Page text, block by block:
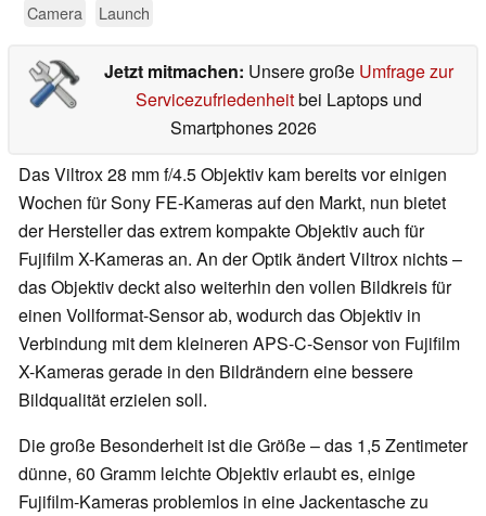
Camera Launch
Jetzt mitmachen: Unsere große Umfrage zur
Servicezufriedenheitbei Laptops und
Smartphones 2026
Das Viltrox 28 mm f/4.5 Objektiv kam bereits vor einigen
Wochen für Sony FE-Kameras auf den Markt, nun bietet
der Hersteller das extrem kompakte Objektiv auch für
Fujifilm X-Kameras an. An der Optik ändert Viltrox nichts –
das Objektiv deckt also weiterhin den vollen Bildkreis für
einen Vollformat-Sensor ab, wodurch das Objektiv in
Verbindung mit dem kleineren APS-C-Sensor von Fujifilm
X-Kameras gerade in den Bildrändern eine bessere
Bildqualität erzielen soll.
Die große Besonderheit ist die Größe – das 1,5 Zentimeter
dünne, 60 Gramm leichte Objektiv erlaubt es, einige
Fujifilm-Kameras problemlos in eine Jackentasche zu